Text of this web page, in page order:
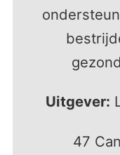
Uitgever:
47